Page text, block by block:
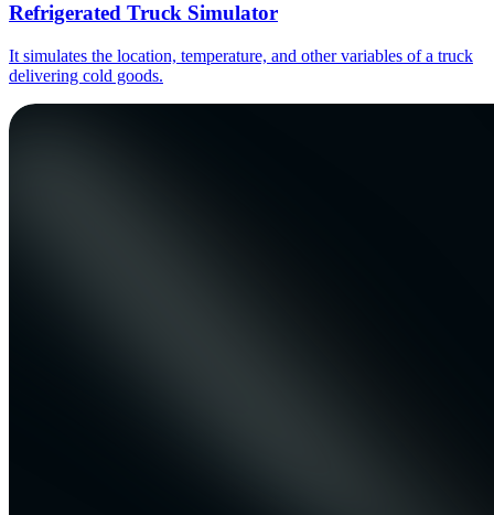
Refrigerated Truck Simulator
It simulates the location, temperature, and other variables of a truck
delivering cold goods.